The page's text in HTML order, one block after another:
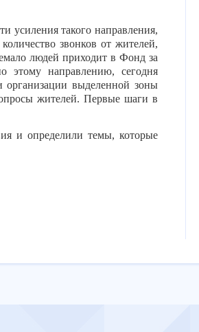
усиления такого направления,
звонков от жителей,
людей приходит в Фонд за
этому направлению, сегодня
организации выделенной зоны
жителей. Первые шаги в
и определили темы, которые